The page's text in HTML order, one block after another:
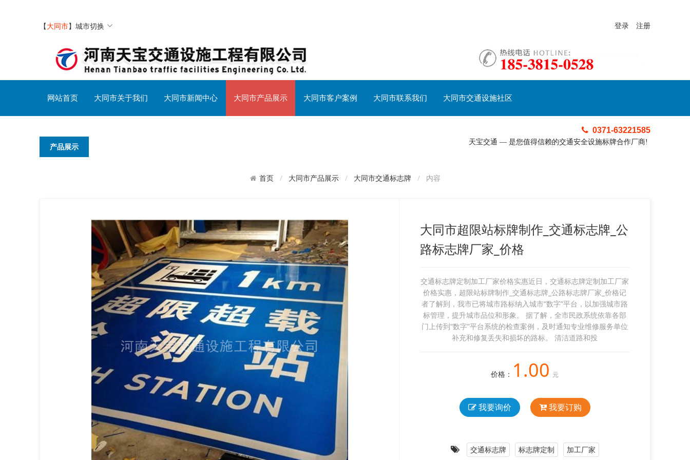
【大同市】 城市切换 登录 注册
网站首页 大同市关于我们 大同市新闻中心 大同市产品展示 大同市客户案例 大同市联系我们 大同市交通设施社区
产品展示
0371-63221585
天宝交通 — 是您值得信赖的交通安全设施标牌合作厂商!
首页 大同市产品展示 大同市交通标志牌 内容
大同市超限站标牌制作_交通标志牌_公
路标志牌厂家_价格
交通标志牌定制加工厂家价格实惠近日，交通标志牌定制加工厂家
价格实惠，超限站标牌制作_交通标志牌_公路标志牌厂家_价格记
者了解到，我市已将城市路标纳入城市“数字”平台，以加强城市路
标管理，提升城市品位和形象。 据了解，全市民政系统依靠各部
门上传到“数字”平台系统的检查案例，及时通知专业维修服务单位
补充和修复丢失和损坏的路标。 清洁道路和投
价格： 1.00 元
我要询价 我要订购
交通标志牌 标志牌定制 加工厂家